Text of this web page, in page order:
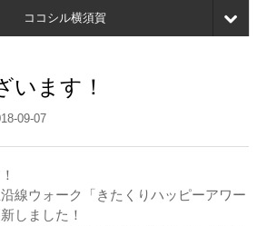
ココシル横須賀
います！
09-07
線ウォーク「きたくりハッピーアワー
しました！